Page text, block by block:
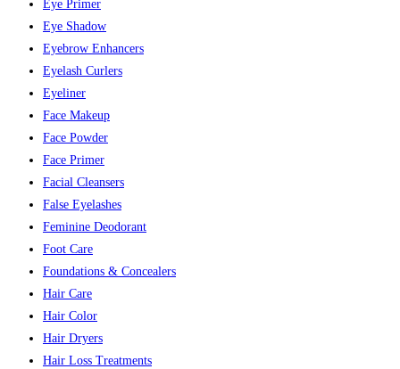
Eye Primer
Eye Shadow
Eyebrow Enhancers
Eyelash Curlers
Eyeliner
Face Makeup
Face Powder
Face Primer
Facial Cleansers
False Eyelashes
Feminine Deodorant
Foot Care
Foundations & Concealers
Hair Care
Hair Color
Hair Dryers
Hair Loss Treatments